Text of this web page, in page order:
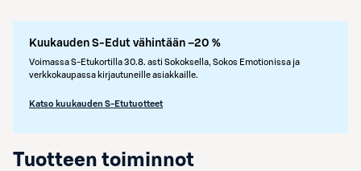
Kuukauden S-Edut vähintään –20 %
Voimassa S-Etukortilla 30.8. asti Sokoksella, Sokos Emotionissa ja
verkkokaupassa kirjautuneille asiakkaille.
Katso kuukauden S-Etutuotteet
Tuotteen toiminnot